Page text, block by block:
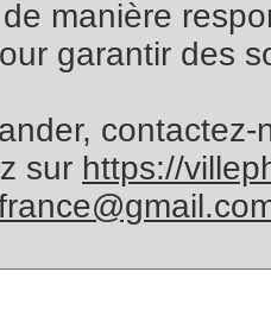
manière
garantir des
contactez-
sur https://